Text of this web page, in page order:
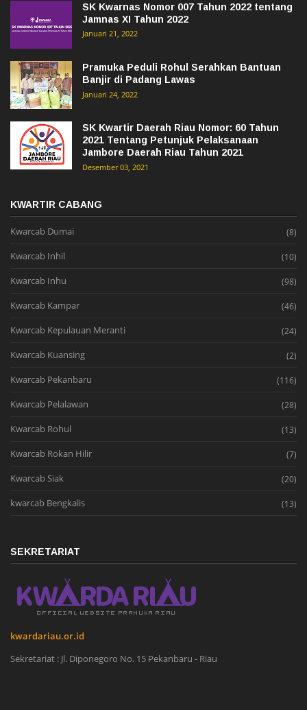
SK Kwarnas Nomor 007 Tahun 2022 tentang
Jamnas XI Tahun 2022
Januari 21, 2022
Pramuka Peduli Rohul Serahkan Bantuan
Banjir di Padang Lawas
Januari 24, 2022
SK Kwartir Daerah Riau Nomor: 60 Tahun
2021 Tentang Petunjuk Pelaksanaan
Jambore Daerah Riau Tahun 2021
Desember 03, 2021
KWARTIR CABANG
Kwarcab Dumai (8)
Kwarcab Inhil (10)
Kwarcab Inhu (98)
Kwarcab Kampar (46)
Kwarcab Kepulauan Meranti (24)
Kwarcab Kuansing (2)
Kwarcab Pekanbaru (116)
Kwarcab Pelalawan (28)
Kwarcab Rohul (13)
Kwarcab Rokan Hilir (7)
Kwarcab Siak (20)
kwarcab Bengkalis (13)
SEKRETARIAT
kwardariau.or.id
Sekretariat : Jl. Diponegoro No. 15 Pekanbaru - Riau